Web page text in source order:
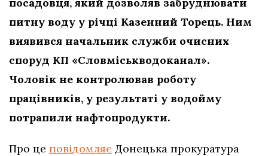
питну воду у річці Казенний Торець. Ним
виявився начальник служби очисних
споруд КП «Словміськводоканал».
Чоловік не контролював роботу
працівників, у результаті у водойму
потрапили нафтопродукти.
Про це повідомляє Донецька прокуратура